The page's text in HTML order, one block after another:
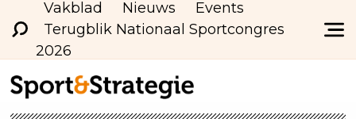
Vakblad Nieuws
Events
Terugblik Nationaal Sportcongres
2026